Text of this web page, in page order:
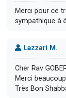
Merci pour ce
sympathique à
Lazzari M.
Cher Rav
Merci
Très Bon